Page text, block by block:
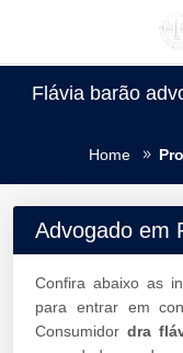
Flávia barão
Home
Advogado em
Confira abaixo as
para entrar em
Consumidordra